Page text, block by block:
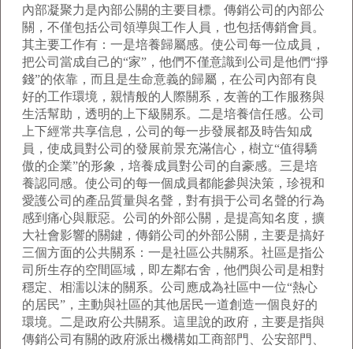
內部凝聚力是內部公關的主要目標。傳銷公司的內部公
關，不僅包括公司領導與工作人員，也包括傳銷會員。
其主要工作有：一是培養歸屬感。使公司每一位成員，
把公司當成自己的“家”，他們不僅意識到公司是他們“掙
錢”的依靠，而且是生命意義的歸屬，在公司內部有良
好的工作環境，親情般的人際關系，友善的工作服務與
生活幫助，透明的上下級關系。二是培養信任感。公司
上下經常共享信息，公司的每一步發展都及時告知成
員，使成員對公司的發展前景充滿信心，樹立“值得驕
傲的企業”的形象，培養成員對公司的自豪感。三是培
養認同感。使公司的每一個成員都能參與決策，珍視和
愛護公司的產品質量與名聲，對有損于公司名聲的行為
感到痛心與厭惡。公司的外部公關，是提高知名度，擴
大社會影響的關鍵，傳銷公司的外部公關，主要是搞好
三個方面的公共關系：一是社區公共關系。社區是指公
司所生存的空間區域，即左鄰右舍，他們與公司是相對
穩定、相濡以沫的關系。公司應成為社區中一位“熱心
的居民”，主動與社區的其他居民一道創造一個良好的
環境。二是政府公共關系。這里說的政府，主要是指與
傳銷公司有關的政府派出機構如工商部門、公安部門、